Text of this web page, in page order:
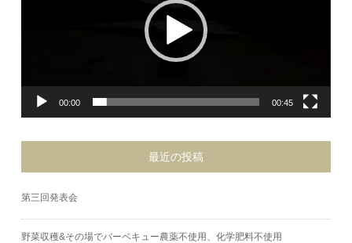
00:00 00:45
最近の投稿
第三回発表会
野菜収穫&その場でバーベキュー農薬不使用、化学肥料不使用